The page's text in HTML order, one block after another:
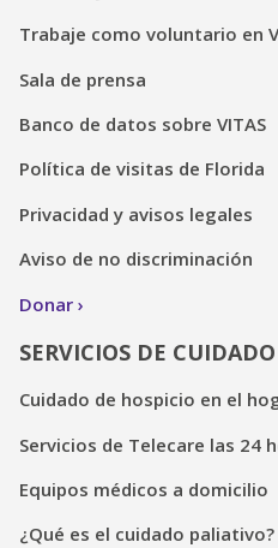
Trabaje como voluntario en
Sala de prensa
Banco de datos sobre VITAS
Política de visitas de Florida
Privacidad y avisos legales
Aviso de no discriminación
Donar
SERVICIOS DE
Cuidado de hospicio en el
Servicios de Telecare las 24
Equipos médicos a domicilio
¿Qué es el cuidado paliativo?